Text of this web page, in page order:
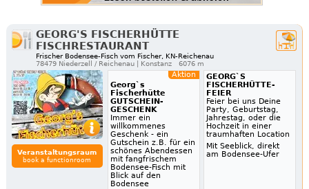
GEORG'S FISCHERHÜTTE
FISCHRESTAURANT
Frischer Bodensee-Fisch vom Fischer, KN-Reichenau
78479 Niederzell / Reichenau | Konstanz
6076 m
Veranstaltungsraum
book a functionroom
Aktion
Georg`s
Fischerhütte
GUTSCHEIN-
GESCHENK
Immer ein
willkommenes
Geschenk - ein
Gutschein z.B. für ein
schönes Abendessen
mit fangfrischem
Bodensee-Fisch mit
Blick auf den
Bodensee
GEORG`S
FISCHERHÜTTE-
FEIER
Feier bei uns Deine
Party, Geburtstag,
Jahrestag, oder die
Hochzeit in einer
traumhaften Location
Mit Seeblick, direkt
am Bodensee-Ufer